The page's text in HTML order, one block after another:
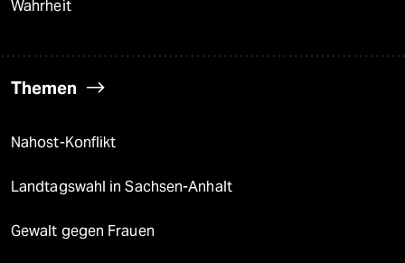
Wahrheit
Themen
Nahost-Konflikt
Landtagswahl in Sachsen-Anhalt
Gewalt gegen Frauen